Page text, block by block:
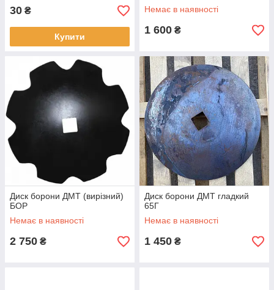
30 ₴
Купити
Немає в наявності
1 600 ₴
Диск борони ДМТ (вирізний)
БОР
Немає в наявності
2 750 ₴
Диск борони ДМТ гладкий
65Г
Немає в наявності
1 450 ₴